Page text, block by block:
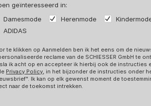
geïnteresseerd in:
Damesmode
Herenmode
ADIDAS
te klikken op Aanmelden ben ik het eens om de
reclame van de SCHIESSER GmbH te
ik acht op en accepteer ik hierbij ook de instructies
Privacy Policy, in het bijzonder de instructies onder
Ik kan op elk gewenst moment de
naar de toekomst intrekken.